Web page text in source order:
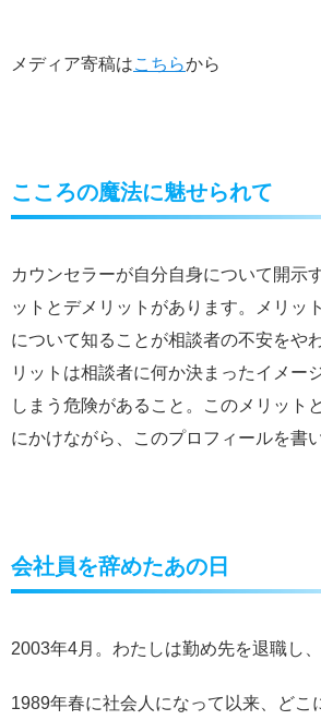
メディア寄稿はこちらから
こころの魔法に魅せられて
カウンセラーが自分自身について開示
ットとデメリットがあります。メリッ
について知ることが相談者の不安をや
リットは相談者に何か決まったイメー
しまう危険があること。このメリット
にかけながら、このプロフィールを書
会社員を辞めたあの日
2003年4月。わたしは勤め先を退職し、
1989年春に社会人になって以来、どこ